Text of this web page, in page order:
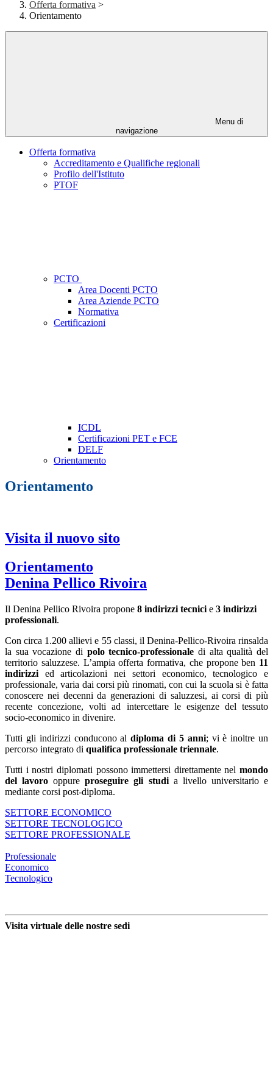
Offerta formativa >
Orientamento
Menu di
navigazione
Offerta formativa
Accreditamento e Qualifiche regionali
Profilo dell'Istituto
PTOF
PCTO
Area Docenti PCTO
Area Aziende PCTO
Normativa
Certificazioni
ICDL
Certificazioni PET e FCE
DELF
Orientamento
Orientamento
Visita il nuovo sito
Orientamento
Denina Pellico Rivoira
Il Denina Pellico Rivoira propone 8 indirizzi tecnici e 3 indirizzi
professionali.
Con circa 1.200 allievi e 55 classi, il Denina-Pellico-Rivoira rinsalda
la sua vocazione di polo tecnico-professionale di alta qualità del
territorio saluzzese. L’ampia offerta formativa, che propone ben 11
indirizzi
ed articolazioni nei settori economico, tecnologico e
professionale, varia dai corsi più rinomati, con cui la scuola si è fatta
conoscere nei decenni da generazioni di saluzzesi, ai corsi di più
recente concezione, volti ad intercettare le esigenze del tessuto
socio-economico in divenire.
Tutti gli indirizzi conducono al diploma di 5 anni; vi è inoltre un
percorso integrato di qualifica professionale triennale.
Tutti i nostri diplomati possono immettersi direttamente nel mondo
del lavoro oppure proseguire gli studi a livello universitario e
mediante corsi post-diploma.
SETTORE ECONOMICO
SETTORE TECNOLOGICO
SETTORE PROFESSIONALE
Professionale
Economico
Tecnologico
Visita virtuale delle nostre sedi